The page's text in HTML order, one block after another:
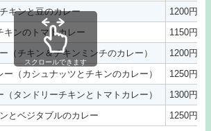
チキンと豆のカレー
1200円
キンのトマトカレー
1150円
（チキン＆チキンミンチのカレー）
1200円
（カシュナッツとチキンのカレー）
1250円
タンドリーチキンとトマトカレー）
1300円
とベジタブルのカレー
1250円
スクロールできます